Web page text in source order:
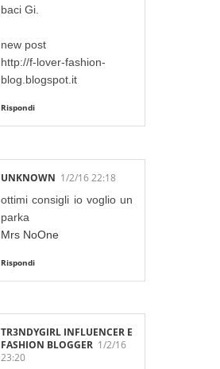
baci Gi.
new post
http://f-lover-fashion-
blog.blogspot.it
Rispondi
UNKNOWN 1/2/16 22:18
ottimi consigli io voglio un
parka
Mrs NoOne
Rispondi
TR3NDYGIRL INFLUENCER E
FASHION BLOGGER 1/2/16
23:20